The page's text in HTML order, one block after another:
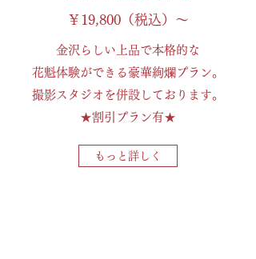
￥19,800（税込）～
​金沢らしい上品で本格的な
花魁体験ができる豪華絢爛プラン。
撮影スタジオを併設しております。
★割引プラン有★
もっと詳しく